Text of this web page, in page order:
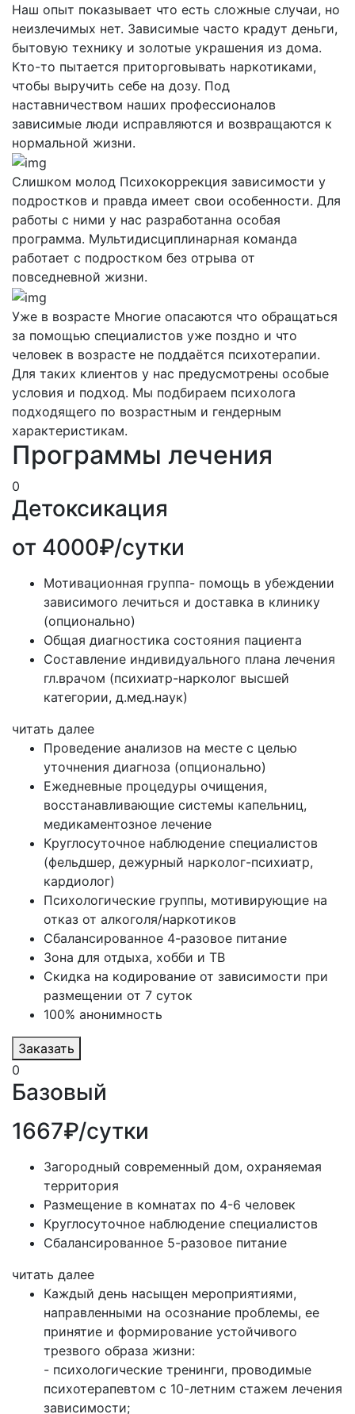
Наш опыт показывает что есть сложные случаи, но
неизлечимых нет. Зависимые часто крадут деньги,
бытовую технику и золотые украшения из дома.
Кто-то пытается приторговывать наркотиками,
чтобы выручить себе на дозу. Под
наставничеством наших профессионалов
зависимые люди исправляются и возвращаются к
нормальной жизни.
Слишком молод Психокоррекция зависимости у
подростков и правда имеет свои особенности. Для
работы с ними у нас разработанна особая
программа. Мультидисциплинарная команда
работает с подростком без отрыва от
повседневной жизни.
Уже в возрасте Многие опасаются что обращаться
за помощью специалистов уже поздно и что
человек в возрасте не поддаётся психотерапии.
Для таких клиентов у нас предусмотрены особые
условия и подход. Мы подбираем психолога
подходящего по возрастным и гендерным
характеристикам.
Программы лечения
0
Детоксикация
от 4000₽/сутки
Мотивационная группа- помощь в убеждении
зависимого лечиться и доставка в клинику
(опционально)
Общая диагностика состояния пациента
Составление индивидуального плана лечения
гл.врачом (психиатр-нарколог высшей
категории, д.мед.наук)
читать далее
Проведение анализов на месте с целью
уточнения диагноза (опционально)
Ежедневные процедуры очищения,
восстанавливающие системы капельниц,
медикаментозное лечение
Круглосуточное наблюдение специалистов
(фельдшер, дежурный нарколог-психиатр,
кардиолог)
Психологические группы, мотивирующие на
отказ от алкоголя/наркотиков
Сбалансированное 4-разовое питание
Зона для отдыха, хобби и ТВ
Скидка на кодирование от зависимости при
размещении от 7 суток
100% анонимность
Заказать
0
Базовый
1667₽/сутки
Загородный современный дом, охраняемая
территория
Размещение в комнатах по 4-6 человек
Круглосуточное наблюдение специалистов
Сбалансированное 5-разовое питание
читать далее
Каждый день насыщен мероприятиями,
направленными на осознание проблемы, ее
принятие и формирование устойчивого
трезвого образа жизни:
- психологические тренинги, проводимые
психотерапевтом с 10-летним стажем лечения
зависимости;